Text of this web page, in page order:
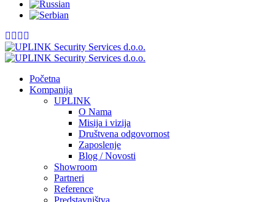
Početna
Kompanija
UPLINK
O Nama
Misija i vizija
Društvena odgovornost
Zaposlenje
Blog / Novosti
Showroom
Partneri
Reference
Predstavništva